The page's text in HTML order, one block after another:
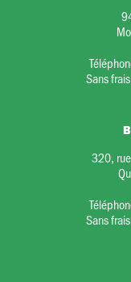
Sans
320,
Sans